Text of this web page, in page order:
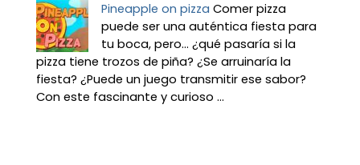
Pineapple on pizza Comer pizza
puede ser una auténtica fiesta para
tu boca, pero... ¿qué pasaría si la
pizza tiene trozos de piña? ¿Se arruinaría la
fiesta? ¿Puede un juego transmitir ese sabor?
Con este fascinante y curioso ...